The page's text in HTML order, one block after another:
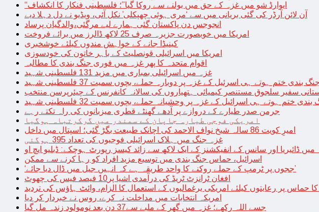
“ایوارڈ شو میں غزہ کے حق میں بولنے سے روکا گیا”؛ فلسطینی فنکار کا انکشاف
آن لائن آرڈر کی گئی بریانی میں سے ‘مری ہوئی چھپکلی’ نکل آئی، ویڈیو نے دل دہلا دیے
انجوجس دن پاکستان گئی ہمارے لیے مرگئی،والدگیان پرساد
امریکا میں خوبصورت جزیرہ صرف 25 لاکھ ڈالرز میں برائے فروخت
کینیڈا جانے کے خواہش مندوں کیلئے خوشخبری
امریکا میں اسرائیلی قونصلیٹ کے باہر خاتون کی خودسوزی
اقوام متحدہ کا پھر غزہ میں فوری جنگ بندی کا مطالبہ
غزہ میں اسرائیلی بمباری میں مزید 131 فلسطینی شہید
جنگ بندی ختم ہوتے ہی اسرئیل کے غزہ پر دوبارہ حملے، بچوں سمیت 37 فلسطینی شہید
سفیر سلجوق مستنصر کیمیائی ہتھیاروں کی سالانہ کانفرنس کے چیئرپرسن منتخب
بندی ختم ہوتے ہی اسرائیل کے غزہ پر وحشیانہ حملے، بچوں سمیت 32 فلسطینی شہید
جرمن صدر طیارے کے دروازے پر آدھے گھنٹے قطری میزبانوں کی راہ تکتے رہے
امریکی فوجی طیارہ جاپان کے سمندر میں گرکرتباہ ہوگیا
امیرِ کویت 86 سالہ شیخ نواف الاحمد کی اچانک طبیعت بگڑ گئی؛ اسپتال میں داخل
غزہ جنگ میں ہلاک اسرائیلی فوجیوں کی تعداد 395 ہوگئی
میں ڈائیریا اور سانس کے انفیکشنز کے ایک لاکھ سے زائد کیسز رپورٹ ہوچکے: ڈبلیو ایچ او
اسرائیل، حماس جنگ بندی میں توسیع مزید افراد کو رہا کرنے سے ممکن
‘ججوں پر ٹرمپ کے حملے روکنے کا واحد طریقہ ہے کہ انہیں جیل میں ڈال دیا جائے’
افغان ٹرانزٹ ٹریڈ کی درآمدی اشیا پر10 فیصد فیس کی چھوٹ
کا حماس پر رعایتوں کیلئے امریکی یرغمالیوں کے استعمال کا الزام، وائٹ ہاؤس کی تردید
امریکہ انتخابات میں مداخلت نہ کرے، روس نے خبردار کر دیا
جسے اللہ رکھے؛ غزہ میں گھر کے ملبے سے37 دن بعد نومولود زندہ مل گیا